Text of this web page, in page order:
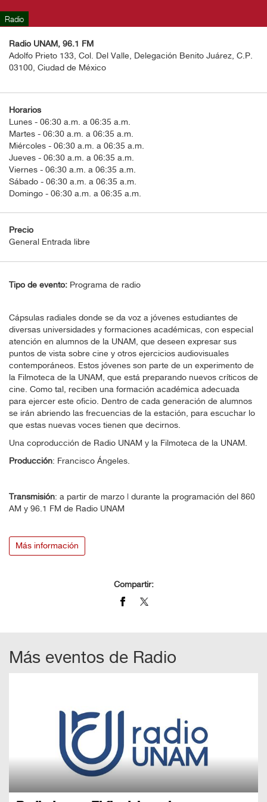
Guía
Mensual
Puntos
CulturaCulturaUNAM
Radio
Radio UNAM, 96.1 FM
Adolfo Prieto 133, Col. Del Valle, Delegación Benito Juárez, C.P.
03100, Ciudad de México
Horarios
Lunes - 06:30 a.m. a 06:35 a.m.
Martes - 06:30 a.m. a 06:35 a.m.
Miércoles - 06:30 a.m. a 06:35 a.m.
Jueves - 06:30 a.m. a 06:35 a.m.
Viernes - 06:30 a.m. a 06:35 a.m.
Sábado - 06:30 a.m. a 06:35 a.m.
Domingo - 06:30 a.m. a 06:35 a.m.
Precio
General Entrada libre
Tipo de evento: Programa de radio
Cápsulas radiales donde se da voz a jóvenes estudiantes de
diversas universidades y formaciones académicas, con especial
atención en alumnos de la UNAM, que deseen expresar sus
puntos de vista sobre cine y otros ejercicios audiovisuales
contemporáneos. Estos jóvenes son parte de un experimento de
la Filmoteca de la UNAM, que está preparando nuevos críticos de
cine. Como tal, reciben una formación académica adecuada
para ejercer este oficio. Dentro de cada generación de alumnos
se irán abriendo las frecuencias de la estación, para escuchar lo
que estas nuevas voces tienen que decirnos.
Una coproducción de Radio UNAM y la Filmoteca de la UNAM.
Producción: Francisco Ángeles.
Transmisión: a partir de marzo | durante la programación del 860
AM y 96.1 FM de Radio UNAM
Más información
Compartir:
Más eventos de Radio